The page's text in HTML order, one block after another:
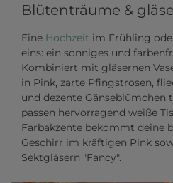
Blütenträume &
Eine Hochzeit im Frühling
eins: ein sonniges und
Kombiniert mit gläsernen
in Pink, zarte Pfingstrosen,
und dezente Gänseblümchen
passen hervorragend weiße
Farbakzente bekommt deine
Geschirr im kräftigen Pink
Sektgläsern "Fancy".